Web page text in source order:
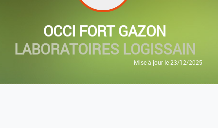
OCCI FORT GAZON
LABORATOIRES LOGISSAIN
Mise à jour le 23/12/2025